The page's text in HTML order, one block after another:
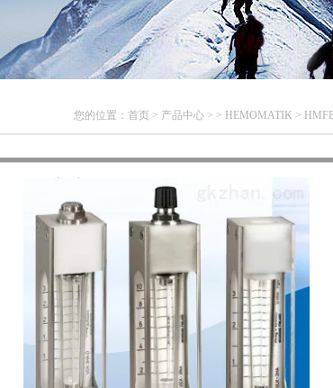
您的位置： 首页 > 产品中心 > > HEMOMATIK >